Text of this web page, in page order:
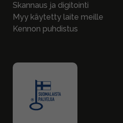
Skannaus ja digitointi
Myy käytetty laite meille
Kennon puhdistus